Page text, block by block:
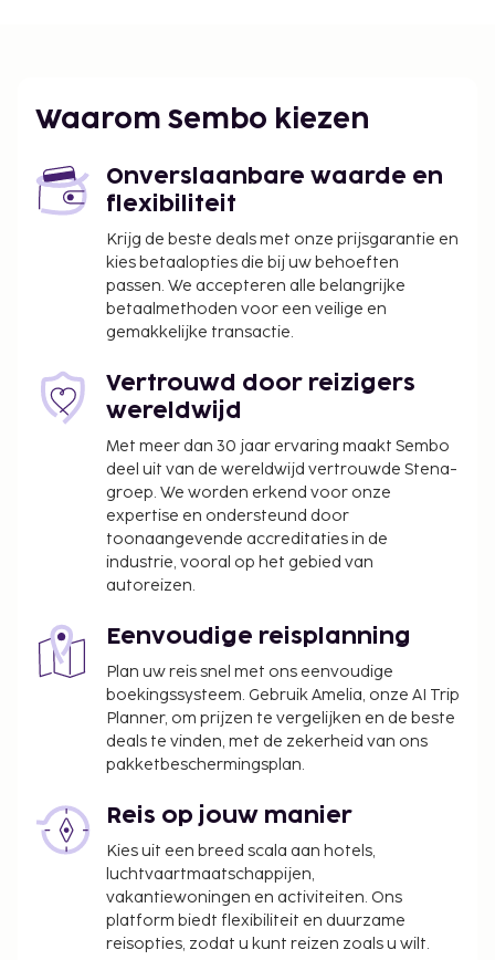
Waarom Sembo kiezen
Onverslaanbare waarde en
flexibiliteit
Krijg de beste deals met onze prijsgarantie en
kies betaalopties die bij uw behoeften
passen. We accepteren alle belangrijke
betaalmethoden voor een veilige en
gemakkelijke transactie.
Vertrouwd door reizigers
wereldwijd
Met meer dan 30 jaar ervaring maakt Sembo
deel uit van de wereldwijd vertrouwde Stena-
groep. We worden erkend voor onze
expertise en ondersteund door
toonaangevende accreditaties in de
industrie, vooral op het gebied van
autoreizen.
Eenvoudige reisplanning
Plan uw reis snel met ons eenvoudige
boekingssysteem. Gebruik Amelia, onze AI Trip
Planner, om prijzen te vergelijken en de beste
deals te vinden, met de zekerheid van ons
pakketbeschermingsplan.
Reis op jouw manier
Kies uit een breed scala aan hotels,
luchtvaartmaatschappijen,
vakantiewoningen en activiteiten. Ons
platform biedt flexibiliteit en duurzame
reisopties, zodat u kunt reizen zoals u wilt.